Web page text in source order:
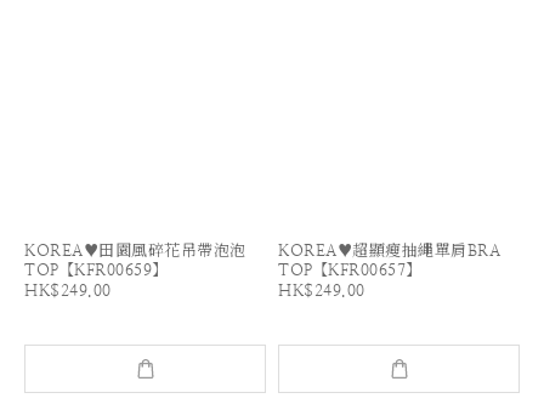
KOREA♥田園風碎花吊帶泡泡
TOP【KFR00659】
HK$249.00
KOREA♥超顯瘦抽繩單肩BRA
TOP【KFR00657】
HK$249.00